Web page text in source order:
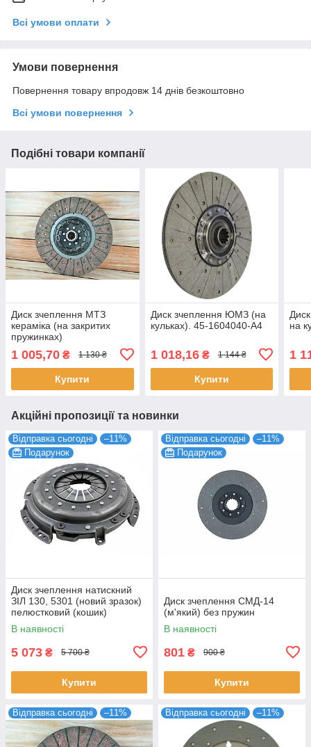
Всі умови оплати
Умови повернення
Повернення товару впродовж 14 днів безкоштовно
Всі умови повернення
Подібні товари компанії
Диск зчеплення МТЗ
кераміка (на закритих
пружинках)
1 005,70 ₴ 1 130 ₴
Купити
Диск зчеплення ЮМЗ (на
кульках). 45-1604040-А4
1 018,16₴ 1 144 ₴
Купити
на
1
Акційні пропозиції та новинки
Відправка сьогодні
–11%
Подарунок
Диск зчеплення натискний
ЗІЛ 130, 5301 (новий зразок)
пелюстковий (кошик)
В наявності
5 073 ₴ 5 700 ₴
Купити
Відправка сьогодні
–11%
Подарунок
Диск зчеплення СМД-14
(м'який) без пружин
В наявності
801 ₴ 900 ₴
Купити
Відправка сьогодні –11% Відправка сьогодні –11%